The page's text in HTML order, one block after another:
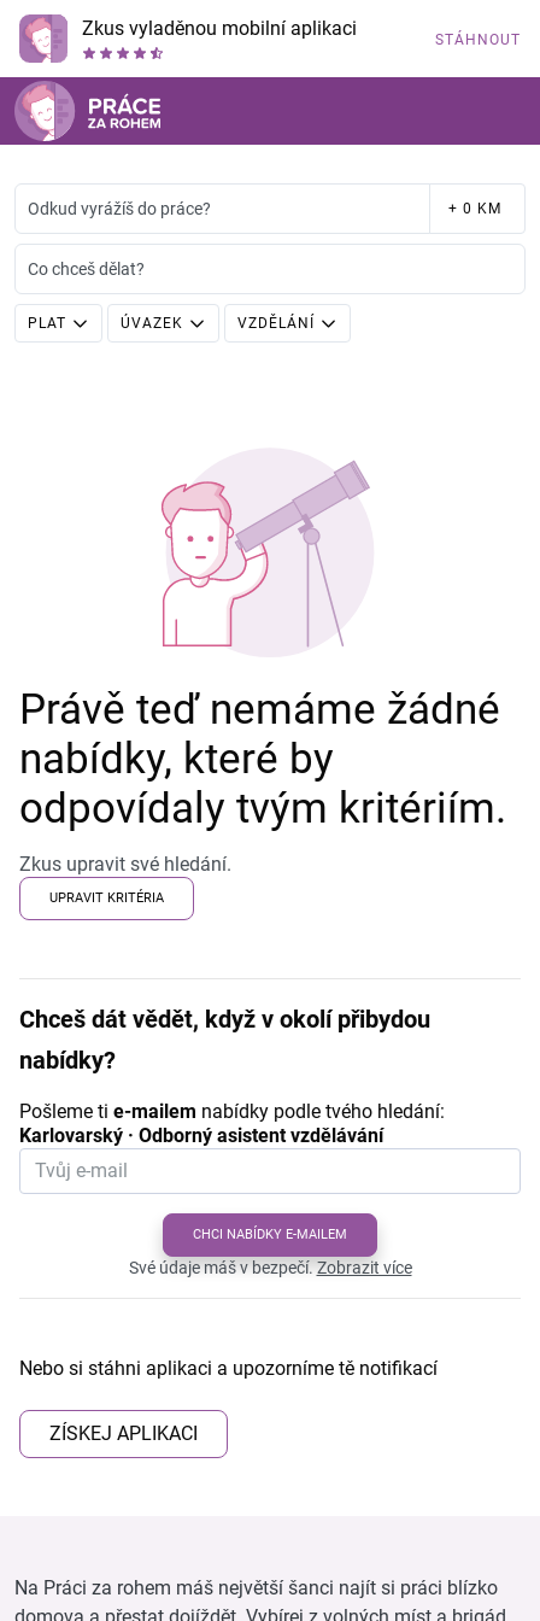
Zkus vyladěnou mobilní aplikaci STÁHNOUT
Odkud vyrážíš do práce? + 0 KM
Co chceš dělat?
PLAT ÚVAZEK VZDĚLÁNÍ
Právě teď nemáme žádné
nabídky, které by
odpovídaly tvým kritériím.
Zkus upravit své hledání.
UPRAVIT KRITÉRIA
Chceš dát vědět, když v okolí přibydou
nabídky?
Pošleme ti e-mailem nabídky podle tvého hledání:
Karlovarský · Odborný asistent vzdělávání
CHCI NABÍDKY E-MAILEM
Své údaje máš v bezpečí.Zobrazit více
Nebo si stáhni aplikaci a upozorníme tě notifikací
ZÍSKEJ APLIKACI
Na Práci za rohem máš největší šanci najít si práci blízko
domova a přestat dojíždět. Vybírej z volných míst a brigád